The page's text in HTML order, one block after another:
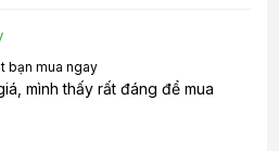
bạn mua ngay
mình thấy rất đáng để mua